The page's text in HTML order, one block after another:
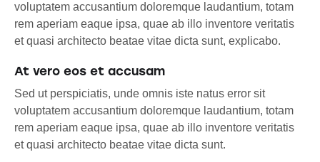
voluptatem accusantium doloremque laudantium, totam
rem aperiam eaque ipsa, quae ab illo inventore veritatis
et quasi architecto beatae vitae dicta sunt, explicabo.
At vero eos et accusam
Sed ut perspiciatis, unde omnis iste natus error sit
voluptatem accusantium doloremque laudantium, totam
rem aperiam eaque ipsa, quae ab illo inventore veritatis
et quasi architecto beatae vitae dicta sunt.